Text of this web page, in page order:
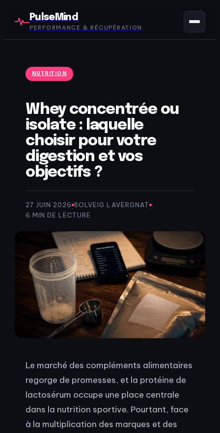
PulseMind
PERFORMANCE & RÉCUPÉRATION
NUTRITION
Whey concentrée ou
isolate : laquelle
choisir pour votre
digestion et vos
objectifs ?
27 JUIN 2026·SOLVEIG LAVERGNAT·
6 MIN DE LECTURE
Le marché des compléments alimentaires
regorge de promesses, et la protéine de
lactosérum occupe une place centrale
dans la nutrition sportive. Pourtant, face
à la multiplication des marques et des